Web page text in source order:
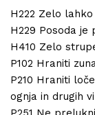
H222 Zelo
H229 Posoda
H410 Zelo
P102 Hraniti
P210 Hraniti
ognja in drugih